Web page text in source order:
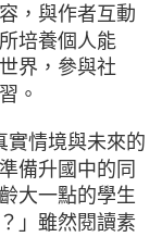
，與作者互動
培養個人能
界，參與社
。
實情境與未來的
備升國中的同
大一點的學生
」雖然閱讀素